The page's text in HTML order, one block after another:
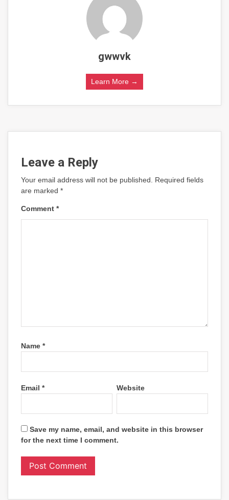
gwwvk
Learn More →
Leave a Reply
Your email address will not be published.
Required fields
are marked *
Comment *
Name *
Email * Website
Save my name, email, and website in this browser
for the next time I comment.